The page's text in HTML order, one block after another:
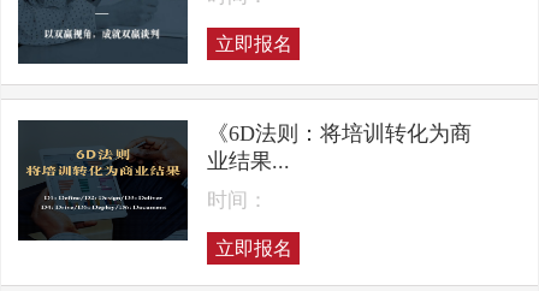
立即报名
《6D法则：将培训转化为商
业结果...
时间：
立即报名